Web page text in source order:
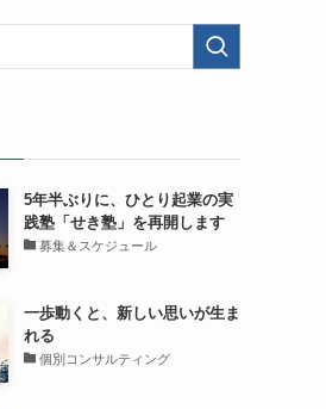
5年半ぶりに、ひとり起業の実
践塾「せき塾」を再開します
募集＆スケジュール
一歩動くと、新しい思いが生ま
れる
個別コンサルティング